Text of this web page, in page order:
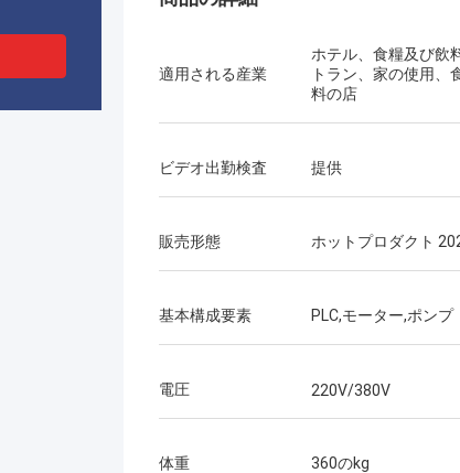
適用される産業
ホテル、食糧及び飲
トラン、家の使用、
料の店
ビデオ出勤検査 提供
販売形態 ホットプロダクト
基本構成要素 PLC,モーター,ポンプ
電圧 220V/380V
体重 360のkg